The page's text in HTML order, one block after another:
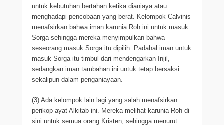
untuk kebutuhan bertahan ketika dianiaya atau
menghadapi pencobaan yang berat. Kelompok Calvinis
menafsirkan bahwa iman karunia Roh ini untuk masuk
Sorga sehingga mereka menyimpulkan bahwa
seseorang masuk Sorga itu dipilih. Padahal iman untuk
masuk Sorga itu timbul dari mendengarkan Injil,
sedangkan iman tambahan ini untuk tetap bersaksi
sekalipun dalam penganiayaan.
(3) Ada kelompok lain lagi yang salah menafsirkan
perikop ayat Alkitab ini. Mereka melihat karunia Roh di
sini untuk semua orang Kristen, sehingga menurut